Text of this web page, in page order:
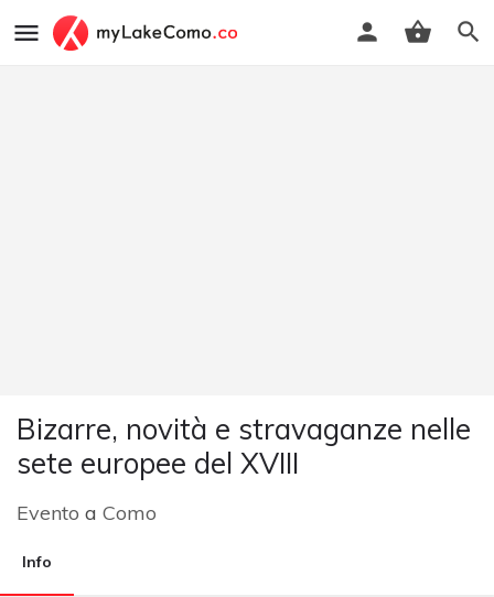
Bizarre, novità e stravaganze nelle
sete europee del XVIII
Evento a Como
Info